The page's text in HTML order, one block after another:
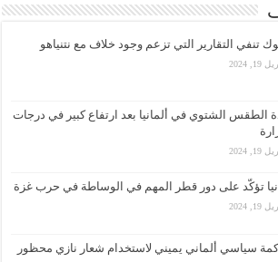
تنفي التقارير التي تزعم وجود خلاف مع نتنياهو
19, 2024
الطقس الشتوي في ألمانيا بعد ارتفاع كبير في درجات
19, 2024
تؤكّد على دور قطر المهم في الوساطة في حرب غزة
19, 2024
سياسي ألماني يميني لاستخدام شعار نازي محظور